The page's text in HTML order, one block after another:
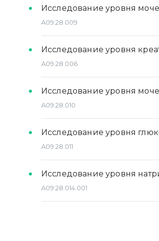
Исследование уровня
A09.28.009
Исследование уровня
A09.28.006
Исследование уровня
A09.28.010
Исследование уровня
A09.28.011
Исследование уровня
A09.28.014.001